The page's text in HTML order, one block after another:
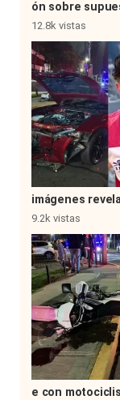
ón sobre
12.8k vistas
imágenes
9.2k vistas
e con